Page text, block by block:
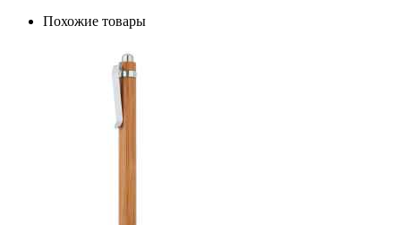
Похожие товары